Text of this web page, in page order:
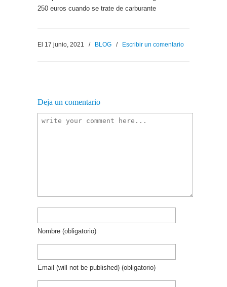
250 euros cuando se trate de carburante
El 17 junio, 2021 / BLOG / Escribir un comentario
Deja un comentario
Nombre (obligatorio)
Email (will not be published) (obligatorio)